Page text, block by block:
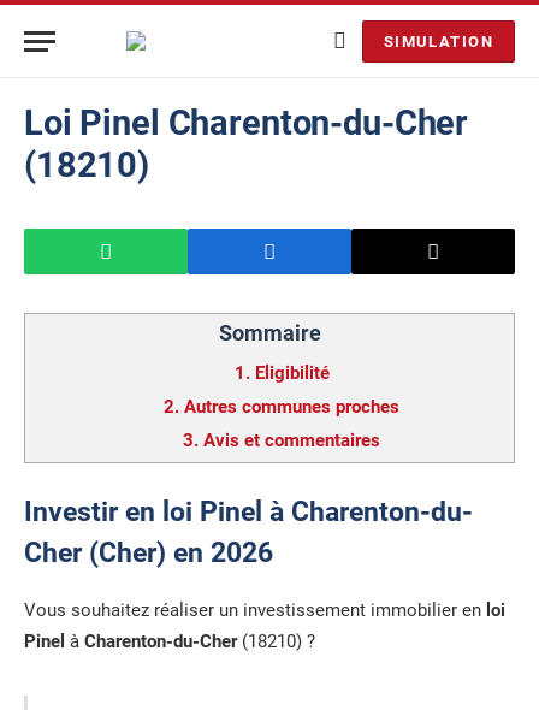
SIMULATION
Loi Pinel Charenton-du-Cher
(18210)
Sommaire
1. Eligibilité
2. Autres communes proches
3. Avis et commentaires
Investir en loi Pinel à Charenton-du-
Cher (Cher) en 2026
Vous souhaitez réaliser un investissement immobilier en loi
Pinel à Charenton-du-Cher(18210) ?